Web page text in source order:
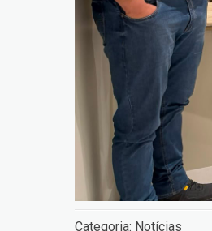
Categoria: Notícias